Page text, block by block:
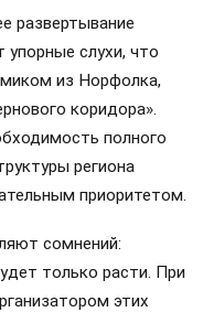
развертывание
упорные слухи, что
из Норфолка,
коридора».
полного
региона
приоритетом.
сомнений:
только расти. При
этих